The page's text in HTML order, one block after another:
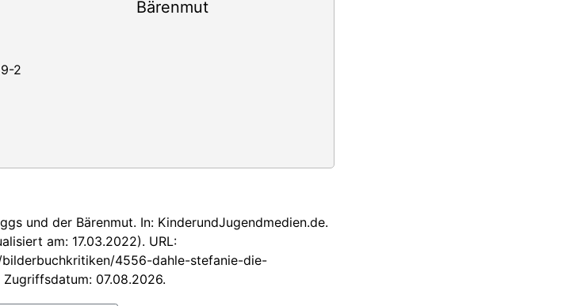
2
und der Bärenmut. In: KinderundJugendmedien.de.
am: 17.03.2022). URL:
4556-dahle-stefanie-die-
07.08.2026.